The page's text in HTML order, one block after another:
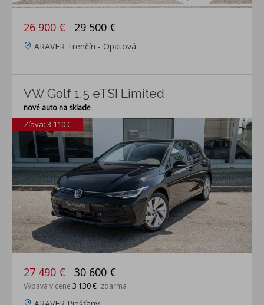
26 900 € 29 500 €
ARAVER Trenčín - Opatová
VW Golf 1.5 eTSI Limited
nové auto na sklade
Zľava: 3 110 €
27 490 € 30 600 €
Výbava v cene 3 130 € zdarma